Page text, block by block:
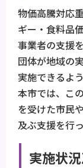
物価高騰対応
ギー・食料品
事業者の支援
団体が地域の
実施できるよ
本市では、こ
を受けた市民
及ぶ支援を行
実施状